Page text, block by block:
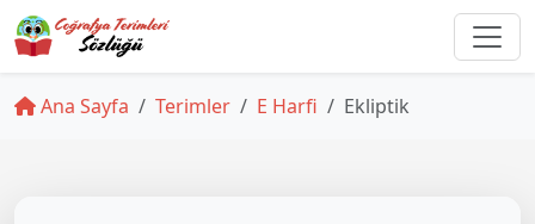
Ana Sayfa Terimler E Harfi Ekliptik